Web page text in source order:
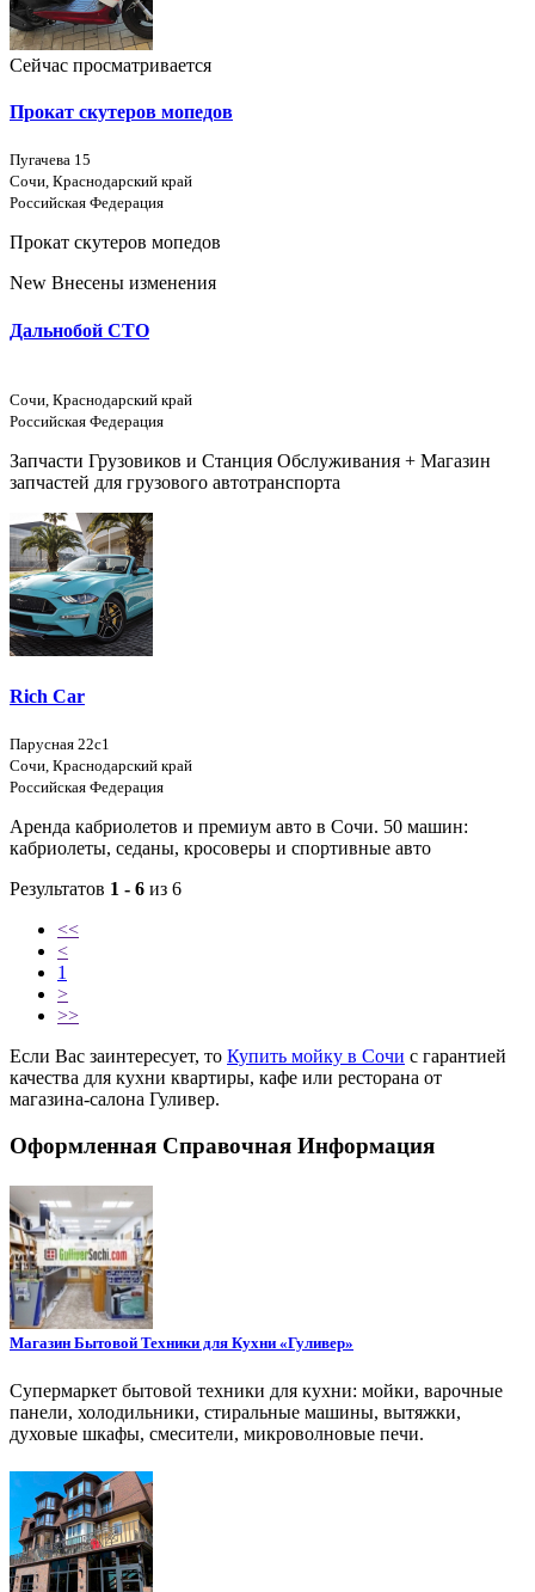
Сейчас просматривается
Прокат скутеров мопедов
Пугачева 15
Сочи, Краснодарский край
Российская Федерация
Прокат скутеров мопедов
New Внесены изменения
Дальнобой СТО
Сочи, Краснодарский край
Российская Федерация
Запчасти Грузовиков и Станция Обслуживания + Магазин
запчастей для грузового автотранспорта
Rich Car
Парусная 22с1
Сочи, Краснодарский край
Российская Федерация
Аренда кабриолетов и премиум авто в Сочи. 50 машин:
кабриолеты, седаны, кросоверы и спортивные авто
Результатов 1 - 6 из 6
<<
<
1
>
>>
Если Вас заинтересует, то Купить мойку в Сочи с гарантией
качества для кухни квартиры, кафе или ресторана от
магазина-салона Гуливер.
Оформленная Справочная Информация
Магазин Бытовой Техники для Кухни «Гуливер»
Супермаркет бытовой техники для кухни: мойки, варочные
панели, холодильники, стиральные машины, вытяжки,
духовые шкафы, смесители, микроволновые печи.